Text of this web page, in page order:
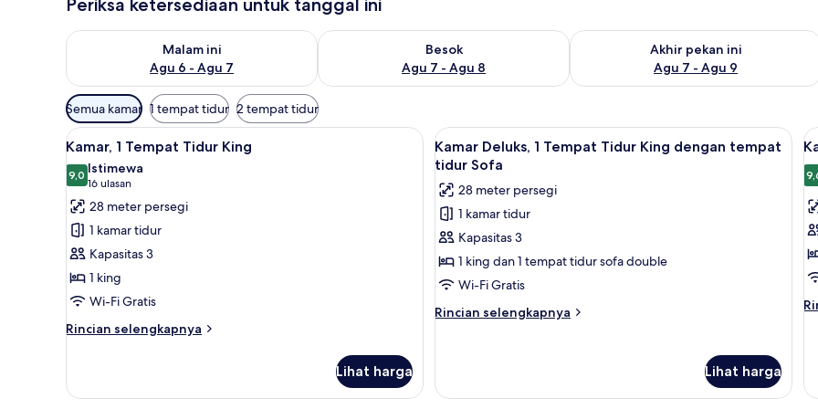
Malam ini
Agu 6 - Agu 7
Periksa ketersediaan untuk malam ini Agu 6 - Agu 7
Besok
Agu 7 - Agu 8
Periksa ketersediaan untuk besok Agu 7 - Agu 8
Akhir pekan ini
Agu 7 - Agu 9
Periksa ketersediaan untuk akhir
Filter
tersedia
untuk
kamar
Semua kamar 1 tempat tidur 2 tempat tidur
Lihat
semua
foto
untuk
Kamar,
Tempat
Tidur
King
Seprai premium, minibar, brankas, dan meja kerja
4
Kamar, 1 Tempat Tidur King
9,09,0 dari 10
Istimewa
16 ulasan
(16
ulasan)
28 meter persegi
1 kamar tidur
Kapasitas 3
1 king
Wi-Fi Gratis
Rincian selengkapnya
Rincian
Kamar,
Lihat harga
Lihat
semua
foto
untuk
Kamar
Deluks,
1
Tempat
Tidur
King
tidur
Seprai premium, minibar, brankas, dan
7
Kamar Deluks, 1 Tempat Tidur King dengan tempat
tidur Sofa
28 meter persegi
1 kamar tidur
Kapasitas 3
1 king dan 1 tempat tidur sofa double
Wi-Fi Gratis
Rincian selengkapnya
Rincian
Deluks,
Lihat harga
2
2